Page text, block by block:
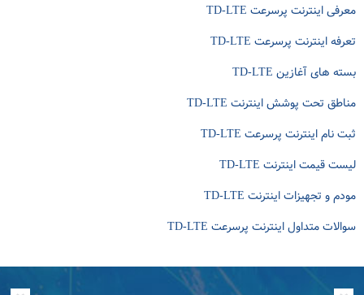
معرفی اینترنت پرسرعت TD-LTE
تعرفه اینترنت پرسرعت TD-LTE
بسته های آغازین TD-LTE
مناطق تحت پوشش اینترنت TD-LTE
ثبت نام اینترنت پرسرعت TD-LTE
لیست قیمت اینترنت TD-LTE
مودم و تجهیزات اینترنت TD-LTE
سوالات متداول اینترنت پرسرعت TD-LTE